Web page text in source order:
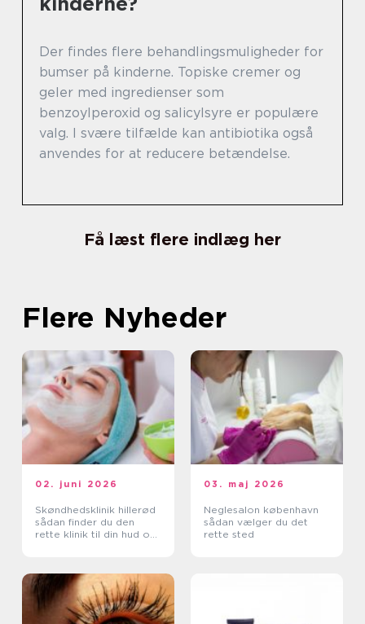
Der findes flere behandlingsmuligheder for
bumser på kinderne. Topiske cremer og
geler med ingredienser som
benzoylperoxid og salicylsyre er populære
valg. I svære tilfælde kan antibiotika også
anvendes for at reducere betændelse.
Få læst flere indlæg her
Flere Nyheder
02. juni 2026
Skøndhedsklinik hillerød
sådan finder du den
rette klinik til din hud og
03. maj 2026
Neglesalon københavn
sådan vælger du det
rette sted